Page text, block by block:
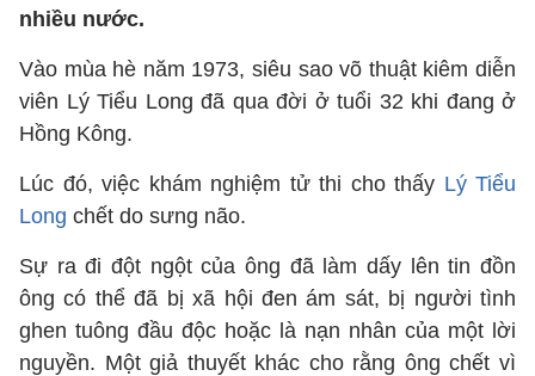
nhiều nước.
Vào mùa hè năm 1973, siêu sao võ thuật kiêm diễn
viên Lý Tiểu Long đã qua đời ở tuổi 32 khi đang ở
Hồng Kông.
Lúc đó, việc khám nghiệm tử thi cho thấy Lý Tiểu
Long chết do sưng não.
Sự ra đi đột ngột của ông đã làm dấy lên tin đồn
ông có thể đã bị xã hội đen ám sát, bị người tình
ghen tuông đầu độc hoặc là nạn nhân của một lời
nguyền. Một giả thuyết khác cho rằng ông chết vì